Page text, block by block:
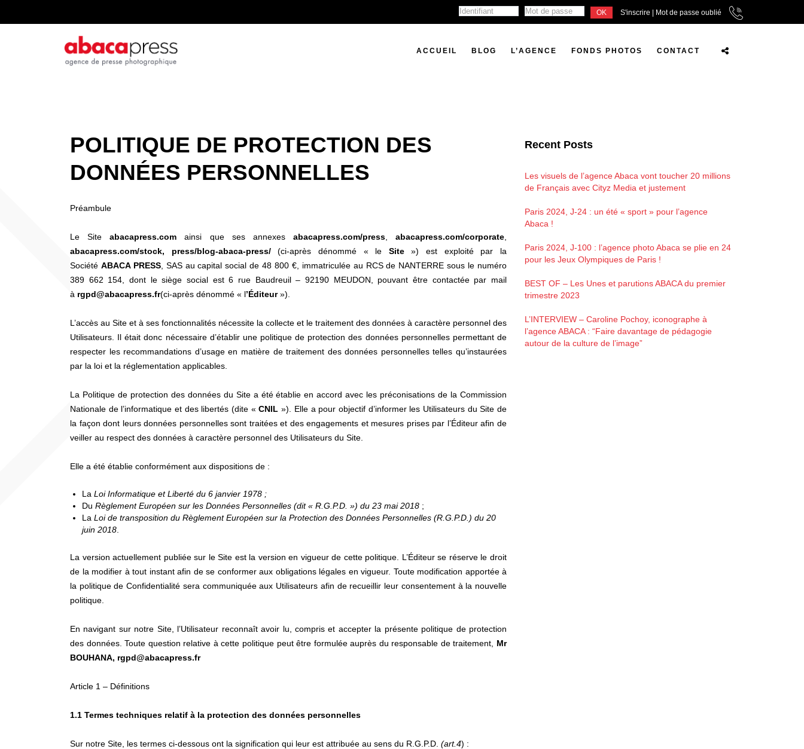
S'inscrire | Mot de passe oublié
ACCUEIL BLOG L’AGENCE FONDS PHOTOS CONTACT
POLITIQUE DE PROTECTION DES
DONNÉES PERSONNELLES
Préambule
Le Siteabacapress.com ainsi que ses annexes abacapress.com/press, abacapress.com/corporate
abacapress.com/stock, press/blog-abaca-press/(ci-après dénommé « le Site») est exploité par la
Société ABACA PRESS, SAS au capital social de 48 800 €, immatriculée au RCS de NANTERRE sous le numéro
389 662 154, dont le siège social est 6 rue Baudreuil – 92190 MEUDON, pouvant être contactée par mail
à rgpd@abacapress.fr(ci-après dénommé « l’Éditeur»).
L’accès au Site et à ses fonctionnalités nécessite la collecte et le traitement des données à caractère personnel des
Utilisateurs. Il était donc nécessaire d’établir une politique de protection des données personnelles permettant de
respecter les recommandations d’usage en matière de traitement des données personnelles telles qu’instaurées
par la loi et la réglementation applicables.
La Politique de protection des données du Site a été établie en accord avec les préconisations de la Commission
Nationale de l’informatique et des libertés (dite «CNIL »). Elle a pour objectif d’informer les Utilisateurs du Site de
la façon dont leurs données personnelles sont traitées et des engagements et mesures prises par l’Éditeur afin de
veiller au respect des données à caractère personnel des Utilisateurs du Site.
Elle a été établie conformément aux dispositions de :
La Loi Informatique et Liberté du 6 janvier 1978 ;
Du Règlement Européen sur les Données Personnelles (dit « R.G.P.D. ») du 23 mai 2018 ;
La Loi de transposition du Règlement Européen sur la Protection des Données Personnelles (R.G.P.D.) du 20
juin 2018
La version actuellement publiée sur le Site est la version en vigueur de cette politique. L’Éditeur se réserve le droit
de la modifier à tout instant afin de se conformer aux obligations légales en vigueur. Toute modification apportée à
la politique de Confidentialité sera communiquée aux Utilisateurs afin de recueillir leur consentement à la nouvelle
politique.
En navigant sur notre Site, l’Utilisateur reconnaît avoir lu, compris et accepter la présente politique de protection
des données. Toute question relative à cette politique peut être formulée auprès du responsable de traitement, Mr
BOUHANA, rgpd@abacapress.fr
Article 1 – Définitions
1.1 Termes techniques relatif à la protection des données personnelles
Sur notre Site, les termes ci-dessous ont la signification qui leur est attribuée au sens du R.G.P.D. (art.4) :
Recent Posts
Les visuels de l’agence Abaca vont toucher 20 millions
de Français avec Cityz Media et justement
Paris 2024, J-24 : un été « sport » pour l’agence
Abaca !
Paris 2024, J-100 : l’agence photo Abaca se plie en 24
pour les Jeux Olympiques de Paris !
BEST OF – Les Unes et parutions ABACA du premier
trimestre 2023
L’INTERVIEW – Caroline Pochoy, iconographe à
l’agence ABACA : “Faire davantage de pédagogie
autour de la culture de l’image”